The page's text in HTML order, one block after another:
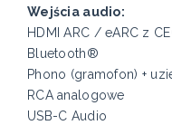
Wejścia audio:
HDMI ARC / eARC z
Bluetooth®
Phono (gramofon) +
RCA analogowe
USB-C Audio